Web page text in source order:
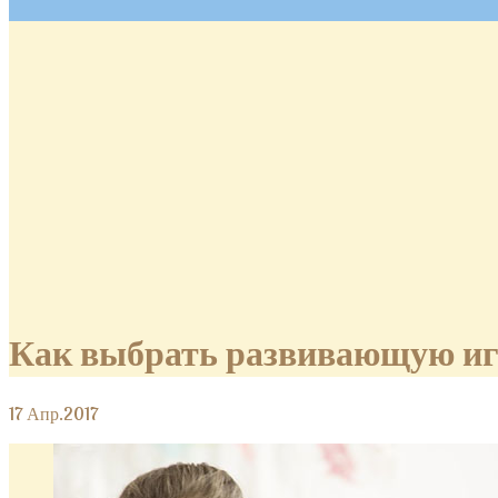
Как выбрать развивающую
17 Апр.2017